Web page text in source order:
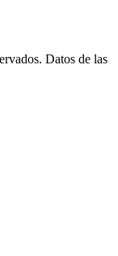
Datos de las